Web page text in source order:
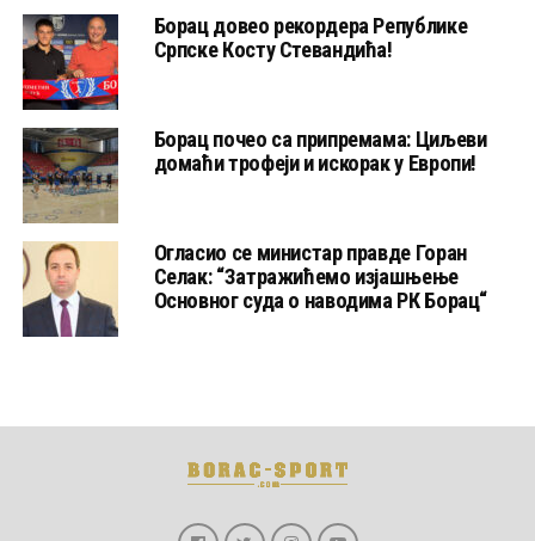
Борац довео рекордера Републике
Српске Косту Стевандића!
Борац почео са припремама: Циљеви
домаћи трофеји и искорак у Европи!
Огласио се министар правде Горан
Селак: “Затражићемо изјашњење
Основног суда о наводима РК Борац“